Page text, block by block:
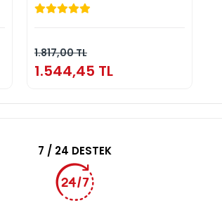
1.817,00 TL
1.544,45 TL
7 / 24 DESTEK